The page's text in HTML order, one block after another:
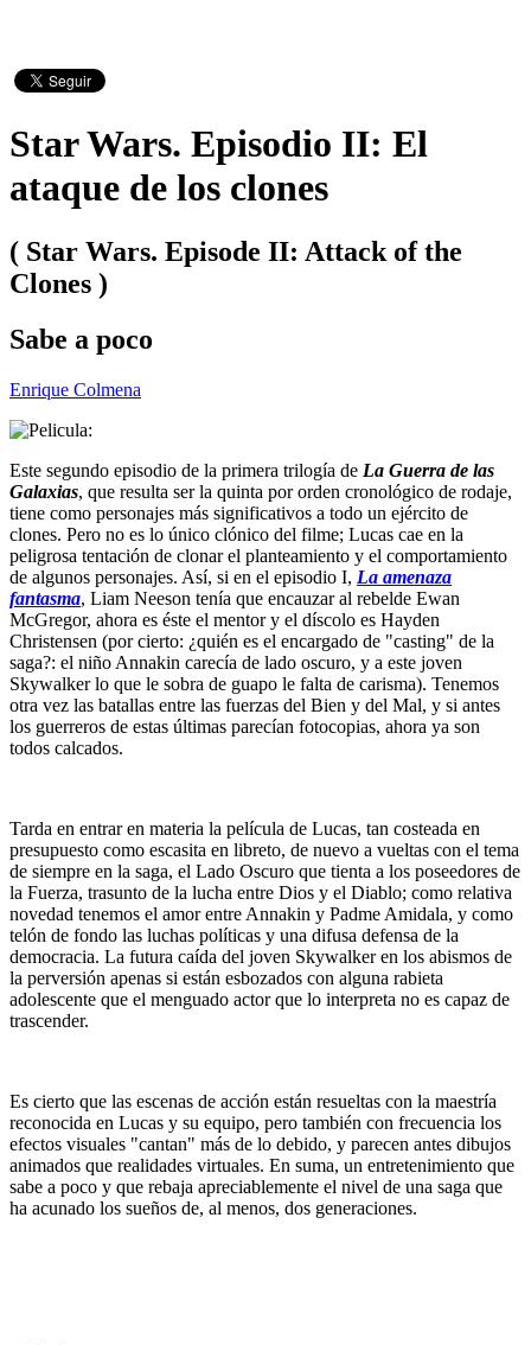
Star Wars. Episodio II: El
ataque de los clones
( Star Wars. Episode II: Attack of the
Clones )
Sabe a poco
Enrique Colmena
Este segundo episodio de la primera trilogía de La Guerra de las
Galaxias, que resulta ser la quinta por orden cronológico de rodaje,
tiene como personajes más significativos a todo un ejército de
clones. Pero no es lo único clónico del filme; Lucas cae en la
peligrosa tentación de clonar el planteamiento y el comportamiento
de algunos personajes. Así, si en el episodio I, La amenaza
fantasma, Liam Neeson tenía que encauzar al rebelde Ewan
McGregor, ahora es éste el mentor y el díscolo es Hayden
Christensen (por cierto: ¿quién es el encargado de "casting" de la
saga?: el niño Annakin carecía de lado oscuro, y a este joven
Skywalker lo que le sobra de guapo le falta de carisma). Tenemos
otra vez las batallas entre las fuerzas del Bien y del Mal, y si antes
los guerreros de estas últimas parecían fotocopias, ahora ya son
todos calcados.
Tarda en entrar en materia la película de Lucas, tan costeada en
presupuesto como escasita en libreto, de nuevo a vueltas con el tema
de siempre en la saga, el Lado Oscuro que tienta a los poseedores de
la Fuerza, trasunto de la lucha entre Dios y el Diablo; como relativa
novedad tenemos el amor entre Annakin y Padme Amidala, y como
telón de fondo las luchas políticas y una difusa defensa de la
democracia. La futura caída del joven Skywalker en los abismos de
la perversión apenas si están esbozados con alguna rabieta
adolescente que el menguado actor que lo interpreta no es capaz de
trascender.
Es cierto que las escenas de acción están resueltas con la maestría
reconocida en Lucas y su equipo, pero también con frecuencia los
efectos visuales "cantan" más de lo debido, y parecen antes dibujos
animados que realidades virtuales. En suma, un entretenimiento que
sabe a poco y que rebaja apreciablemente el nivel de una saga que
ha acunado los sueños de, al menos, dos generaciones.